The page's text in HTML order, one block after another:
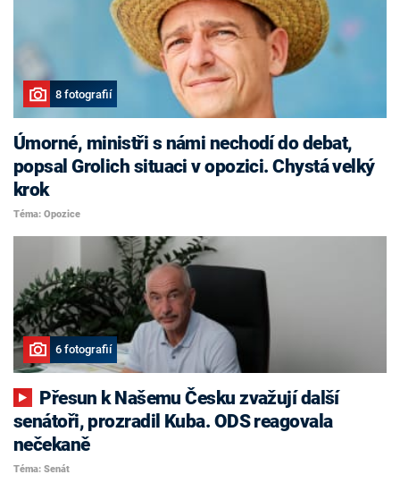
8 fotografií
Úmorné, ministři s námi nechodí do debat,
popsal Grolich situaci v opozici. Chystá velký
krok
Téma: Opozice
6 fotografií
senátoři, prozradil Kuba. ODS reagovala
nečekaně
Téma: Senát